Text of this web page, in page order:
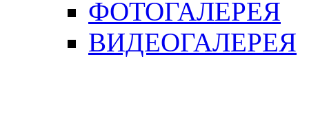
ФОТОГАЛЕРЕЯ
ВИДЕОГАЛЕРЕЯ